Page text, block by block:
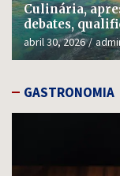
Culinária,
debates,
uma semana
abril 30, 2026
GASTRONOMIA